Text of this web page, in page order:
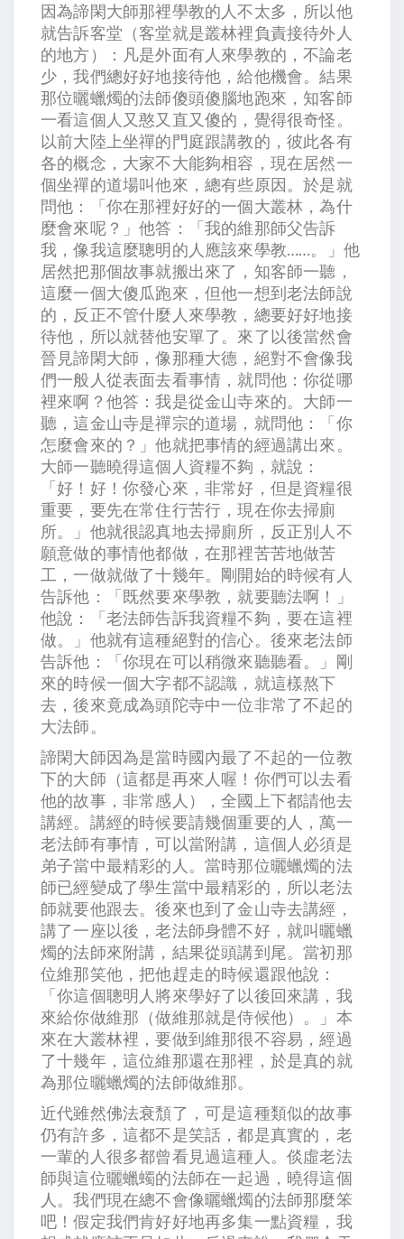
因為諦閑大師那裡學教的人不太多，所以他
就告訴客堂（客堂就是叢林裡負責接待外人
的地方）：凡是外面有人來學教的，不論老
少，我們總好好地接待他，給他機會。結果
那位曬蠟燭的法師傻頭傻腦地跑來，知客師
一看這個人又憨又直又傻的，覺得很奇怪。
以前大陸上坐禪的門庭跟講教的，彼此各有
各的概念，大家不大能夠相容，現在居然一
個坐禪的道場叫他來，總有些原因。於是就
問他：「你在那裡好好的一個大叢林，為什
麼會來呢？」他答：「我的維那師父告訴
我，像我這麼聰明的人應該來學教……。」他
居然把那個故事就搬出來了，知客師一聽，
這麼一個大傻瓜跑來，但他一想到老法師說
的，反正不管什麼人來學教，總要好好地接
待他，所以就替他安單了。來了以後當然會
晉見諦閑大師，像那種大德，絕對不會像我
們一般人從表面去看事情，就問他：你從哪
裡來啊？他答：我是從金山寺來的。大師一
聽，這金山寺是禪宗的道場，就問他：「你
怎麼會來的？」他就把事情的經過講出來。
大師一聽曉得這個人資糧不夠，就說：
「好！好！你發心來，非常好，但是資糧很
重要，要先在常住行苦行，現在你去掃廁
所。」他就很認真地去掃廁所，反正別人不
願意做的事情他都做，在那裡苦苦地做苦
工，一做就做了十幾年。剛開始的時候有人
告訴他：「既然要來學教，就要聽法啊！」
他說：「老法師告訴我資糧不夠，要在這裡
做。」他就有這種絕對的信心。後來老法師
告訴他：「你現在可以稍微來聽聽看。」剛
來的時候一個大字都不認識，就這樣熬下
去，後來竟成為頭陀寺中一位非常了不起的
大法師。
諦閑大師因為是當時國內最了不起的一位教
下的大師（這都是再來人喔！你們可以去看
他的故事，非常感人），全國上下都請他去
講經。講經的時候要請幾個重要的人，萬一
老法師有事情，可以當附講，這個人必須是
弟子當中最精彩的人。當時那位曬蠟燭的法
師已經變成了學生當中最精彩的，所以老法
師就要他跟去。後來也到了金山寺去講經，
講了一座以後，老法師身體不好，就叫曬蠟
燭的法師來附講，結果從頭講到尾。當初那
位維那笑他，把他趕走的時候還跟他說：
「你這個聰明人將來學好了以後回來講，我
來給你做維那（做維那就是侍候他）。」本
來在大叢林裡，要做到維那很不容易，經過
了十幾年，這位維那還在那裡，於是真的就
為那位曬蠟燭的法師做維那。
近代雖然佛法衰頹了，可是這種類似的故事
仍有許多，這都不是笑話，都是真實的，老
一輩的人很多都曾看見過這種人。倓虛老法
師與這位曬蠟蠋的法師在一起過，曉得這個
人。我們現在總不會像曬蠟燭的法師那麼笨
吧！假定我們肯好好地再多集一點資糧，我